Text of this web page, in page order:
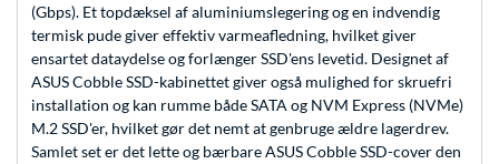
(Gbps). Et topdæksel af aluminiumslegering og en indvendig
termisk pude giver effektiv varmeafledning, hvilket giver
ensartet dataydelse og forlænger SSD'ens levetid. Designet af
ASUS Cobble SSD-kabinettet giver også mulighed for skruefri
installation og kan rumme både SATA og NVM Express (NVMe)
M.2 SSD'er, hvilket gør det nemt at genbruge ældre lagerdrev.
Samlet set er det lette og bærbare ASUS Cobble SSD-cover den